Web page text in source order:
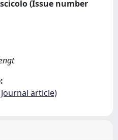
(Issue number
article)